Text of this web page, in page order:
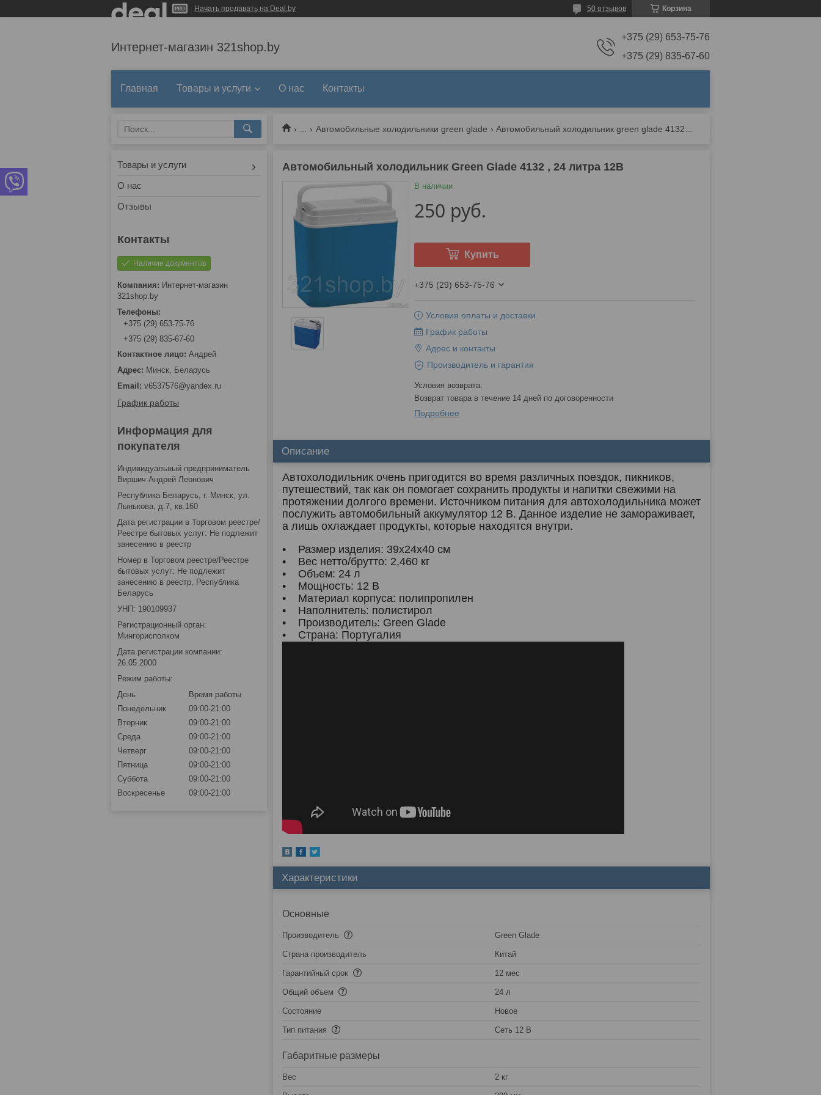
Начать продавать на Deal.by Корзина
50 отзывов
Интернет-магазин 321shop.by
+375 (29) 653-75-76
+375 (29) 835-67-60
Главная Товары и услуги О нас Контакты
Автомобильные холодильники green glade
Автомобильный холодильник Green Glade 4132 , 24 литра 12В
В наличии
250 руб.
Купить
+375 (29) 653-75-76
Условия оплаты и доставки
График работы
Адрес и контакты
Производитель и гарантия
возврат товара в течение 14 дней по договоренности
Подробнее
Описание
Автохолодильник очень пригодится во время различных поездок, пикников,
путешествий, так как он помогает сохранить продукты и напитки свежими на
протяжении долгого времени. Источником питания для автохолодильника может
послужить автомобильный аккумулятор 12 В. Данное изделие не замораживает,
а лишь охлаждает продукты, которые находятся внутри.
• Размер изделия: 39х24х40 см
• Вес нетто/брутто: 2,460 кг
• Объем: 24 л
• Мощность: 12 В
• Материал корпуса: полипропилен
• Наполнитель: полистирол
• Производитель: Green Glade
• Страна: Португалия
Характеристики
Основные
Производитель Green Glade
Страна производитель Китай
Гарантийный срок 12 мес
Общий объем 24 л
Состояние Новое
Тип питания Сеть 12 В
Габаритные размеры
Вес 2 кг
Товары и услуги
О нас
Отзывы
Наличие документов
Интернет-магазин
321shop.by
+375 (29) 653-75-76
+375 (29) 835-67-60
Андрей
Минск, Беларусь
v6537576@yandex.ru
График работы
Информация для
покупателя
Индивидуальный предприниматель
Виршич Андрей Леонович
Республика Беларусь, г. Минск, ул.
Лынькова, д.7, кв.160
Дата регистрации в Торговом реестре/
Реестре бытовых услуг: Не подлежит
занесению в реестр
Номер в Торговом реестре/Реестре
бытовых услуг: Не подлежит
занесению в реестр, Республика
Беларусь
УНП: 190109937
Регистрационный орган:
Мингорисполком
Дата регистрации компании:
26.05.2000
Режим работы:
День
Время работы
Понедельник
09:00-21:00
Вторник
09:00-21:00
Среда
09:00-21:00
Четверг
09:00-21:00
Пятница
09:00-21:00
Суббота
09:00-21:00
Воскресенье
09:00-21:00